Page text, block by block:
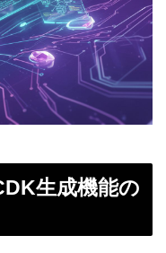
生成機能の